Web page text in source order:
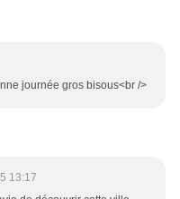
journée gros bisous<br />
13:17